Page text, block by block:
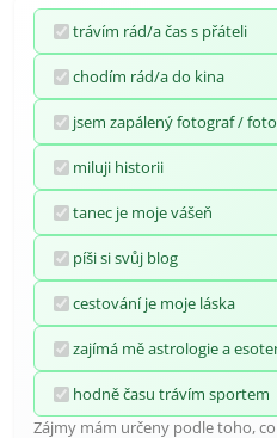
trávím rád/a čas s přáteli
chodím rád/a do kina
jsem zapálený fotograf /
miluji historii
tanec je moje vášeň
píši si svůj blog
cestování je moje láska
zajímá mě astrologie a
hodně času trávím sportem
Zájmy mám určeny podle toho,